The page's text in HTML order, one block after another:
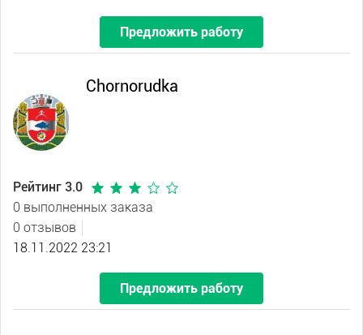
Предложить работу
Chornorudka
Рейтинг 3.0
0 выполненных заказа
0 отзывов
18.11.2022 23:21
Предложить работу